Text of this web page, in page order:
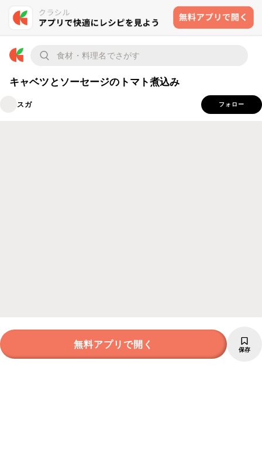
キャベツとソーセージのトマト煮込み
スガ フォロー
無料アプリで開く 保存